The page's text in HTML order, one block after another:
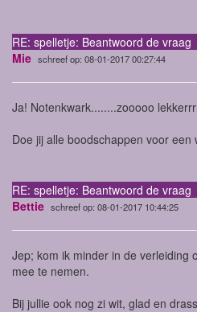
RE: spelletje: Beantwoord de vraag
Mie schreef op: 08-01-2017 00:27:44
Ja! Notenkwark........zooooo
Doe jij alle boodschappen voor een
RE: spelletje: Beantwoord de vraag
Bettie schreef op: 08-01-2017 10:44:25
Jep; kom ik minder in de verleiding
mee te nemen.
Bij jullie ook nog zi wit, glad en